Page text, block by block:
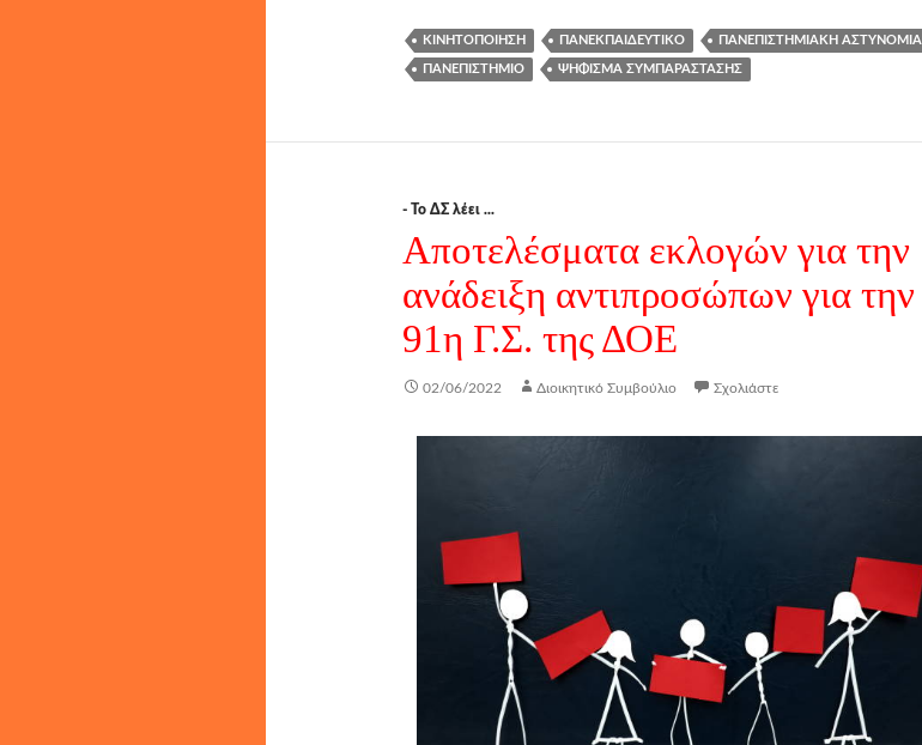
ΚΙΝΗΤΟΠΟΊΗΣΗ ΠΑΝΕΚΠΑΙΔΕΥΤΙΚΌ ΠΑΝΕΠΙΣΤΗΜΙΑΚΉ ΑΣΤΥΝΟΜΊΑ
ΠΑΝΕΠΙΣΤΉΜΙΟ ΨΉΦΙΣΜΑ ΣΥΜΠΑΡΆΣΤΑΣΗΣ
- Το ΔΣ λέει ...
Αποτελέσματα εκλογών για την
ανάδειξη αντιπροσώπων για την
91η Γ.Σ. της ΔΟΕ
02/06/2022 Διοικητικό Συμβούλιο Σχολιάστε